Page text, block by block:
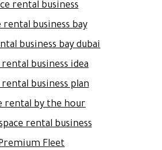
rental business
business bay
business bay dubai
business idea
business plan
rental by the hour
rental business
Fleet